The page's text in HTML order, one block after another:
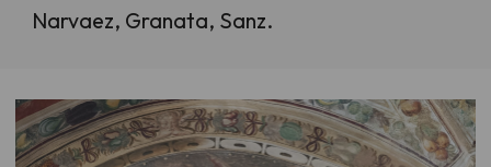
Narvaez, Granata, Sanz.